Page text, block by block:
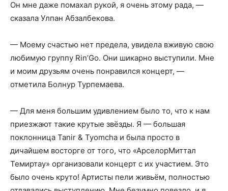
Он мне даже помахал рукой, я очень этому рада, —
сказала Улпан Абзалбекова.
— Моему счастью нет предела, увидела вживую свою
любимую группу Rin’Go. Они шикарно выступили. Мне
и моим друзьям очень понравился концерт, —
отметила Болнур Турпемаева.
— Для меня большим удивлением было то, что к нам
приезжают такие крутые звёзды. Я — большая
поклонница Tanir & Tyomcha и была просто в
дичайшем восторге от того, что «АрселорМиттал
Темиртау» организовали концерт с их участием. Это
было очень круто! Артисты пели живьём, полностью